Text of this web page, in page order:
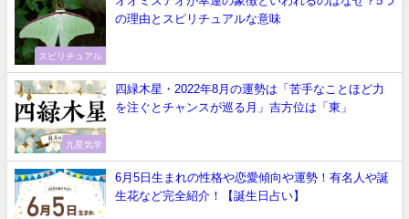
スピリチュアル
の理由とスピリチュアルな意味
九星気学
四緑木星・2022年8月の運勢は「苦手なことほど力
を注ぐとチャンスが巡る月」吉方位は「東」
6月5日生まれの性格や恋愛傾向や運勢！有名人や誕
生花など完全紹介！【誕生日占い】